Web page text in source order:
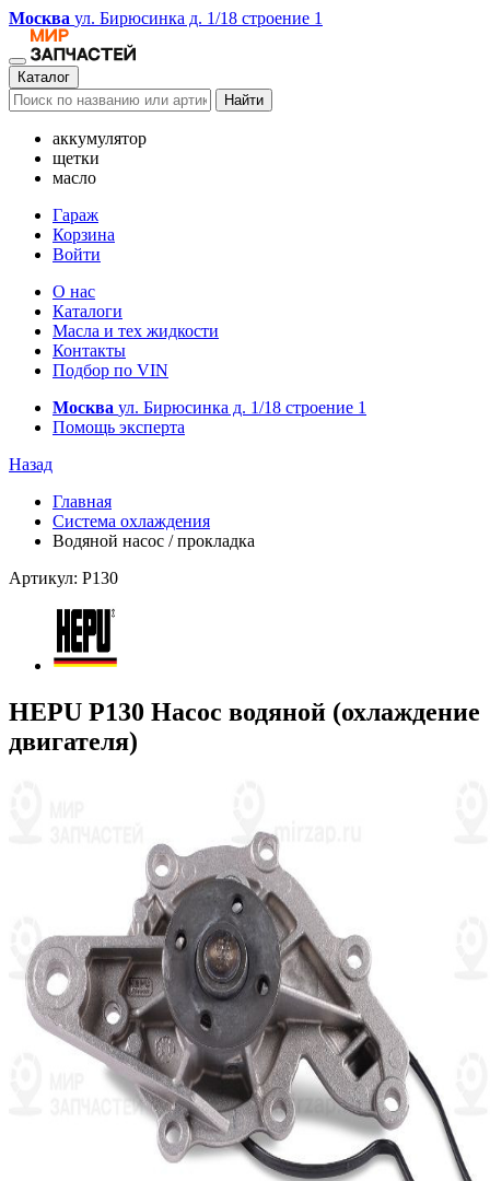
Москва ул. Бирюсинка д. 1/18 строение 1
Каталог
Найти
аккумулятор
щетки
масло
Гараж
Корзина
Войти
О нас
Каталоги
Масла и тех жидкости
Контакты
Подбор по VIN
Москва ул. Бирюсинка д. 1/18 строение 1
Помощь эксперта
Назад
Главная
Система охлаждения
Водяной насос / прокладка
Артикул: P130
HEPU P130 Насос водяной (охлаждение
двигателя)